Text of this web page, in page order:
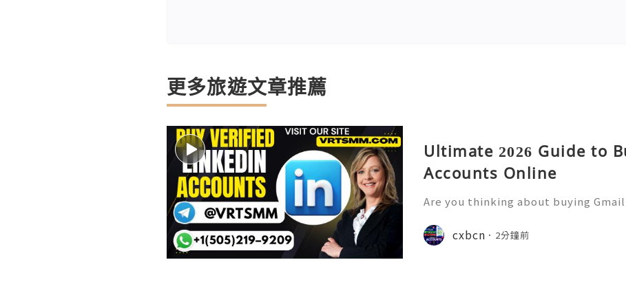
更多旅遊文章推薦
Ultimate 2026 Guide to
Accounts Online
Are you thinking about buying
u want to more information just
4-hour Reply/Contacts ✅⇒Whats
cxbcn 2分鐘前